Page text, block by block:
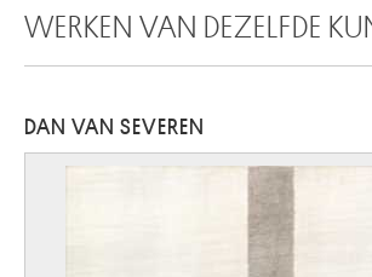
WERKEN VAN DEZELFDE
DAN VAN SEVEREN